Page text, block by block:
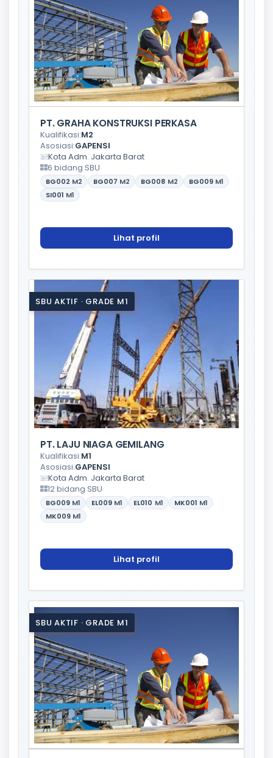
PT. GRAHA KONSTRUKSI PERKASA
Kualifikasi:M2
Asosiasi:GAPENSI
Kota Adm. Jakarta Barat
6 bidang SBU
BG002 M2 BG007 M2 BG008 M2 BG009 M1
SI001 M1
Lihat profil
SBU AKTIF · GRADE M1
PT. LAJU NIAGA GEMILANG
Kualifikasi:M1
Asosiasi:GAPENSI
Kota Adm. Jakarta Barat
12 bidang SBU
BG009 M1 EL009 M1 EL010 M1 MK001 M1
MK009 M1
Lihat profil
SBU AKTIF · GRADE M1